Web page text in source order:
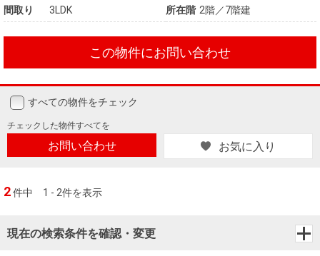
間取り
3LDK 所在階 2階／7階建
この物件にお問い合わせ
すべての物件をチェック
チェックした物件すべてを
お問い合わせ お気に入り
2件中 1 - 2件を表示
現在の検索条件を確認・変更